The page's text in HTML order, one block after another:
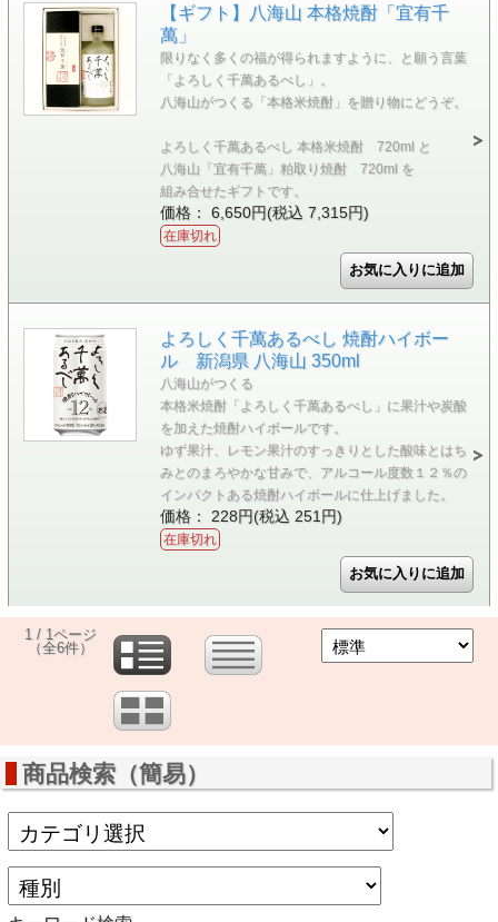
【ギフト】八海山 本格焼酎「宜有千
萬」
限りなく多くの福が得られますように、と願う言葉
「よろしく千萬あるべし」。
八海山がつくる「本格米焼酎」を贈り物にどうぞ。
よろしく千萬あるべし 本格米焼酎 720ml と
八海山「宜有千萬」粕取り焼酎 720ml を
組み合せたギフトです。
価格： 6,650円(税込 7,315円)
在庫切れ
よろしく千萬あるべし 焼酎ハイボー
ル 新潟県 八海山 350ml
八海山がつくる
本格米焼酎「よろしく千萬あるべし」に果汁や炭酸
を加えた焼酎ハイボールです。
ゆず果汁、レモン果汁のすっきりとした酸味とはち
みとのまろやかな甘みで、アルコール度数１２％の
インパクトある焼酎ハイボールに仕上げました。
価格： 228円(税込 251円)
在庫切れ
1 / 1ページ
（全6件）
商品検索（簡易）